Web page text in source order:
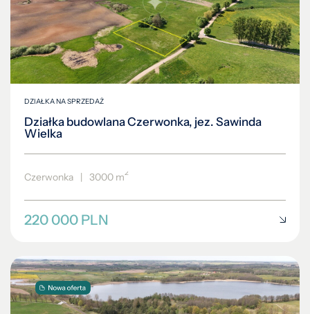
DZIAŁKA NA SPRZEDAŻ
Działka budowlana Czerwonka, jez. Sawinda
Wielka
Czerwonka | 3000 m2
220 000 PLN